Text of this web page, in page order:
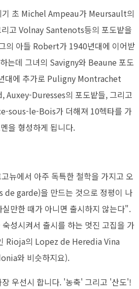
초 Michel Ampeau가 Meursault의
고 Volnay Santenots등의 포도밭을
의 아들 Robert가 1940년대에 이어받
는데 그녀의 Savigny와 Beaune 포도
대에 추가로 Puligny Montrachet
Duresses의 포도밭들, 그리고
sous-le-Bois가 더해져 10헥타를 가
을 형성하게 됩니다.
뉴에서 아주 독특한 철학을 가지고 오
de garde)을 만드는 것으로 정평이 나
만한 때가 아니면 출시하지 않는다".
성시켜서 출시를 하는 멋진 고집을 가
Rioja의 Lopez de Heredia Vina
와 비슷하지요).
우선시 합니다. '농축' 그리고 '산도'!